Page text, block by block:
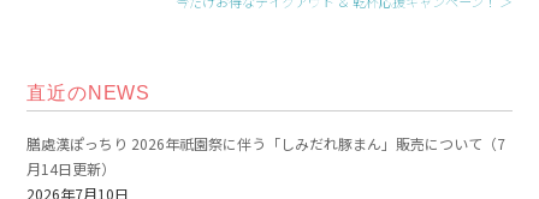
直近のNEWS
膳處漢ぽっちり 2026年祇園祭に伴う「しみだれ豚まん」販売について（7
月14日更新）
2026年7月10日